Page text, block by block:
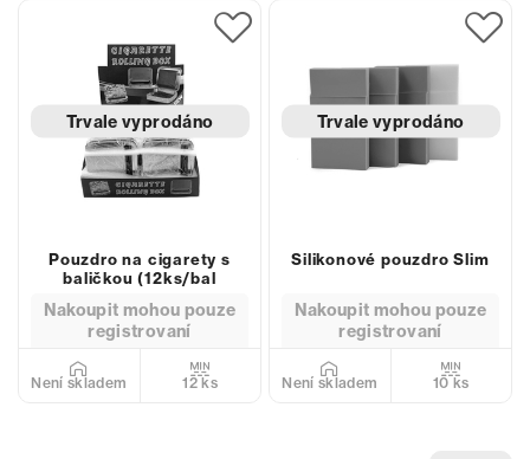
Trvale vyprodáno
Pouzdro na cigarety s
baličkou (12ks/bal
Nakoupit mohou pouze
registrovaní
Není skladem 12 ks
Trvale vyprodáno
Silikonové pouzdro Slim
Nakoupit mohou pouze
registrovaní
Není skladem 10 ks